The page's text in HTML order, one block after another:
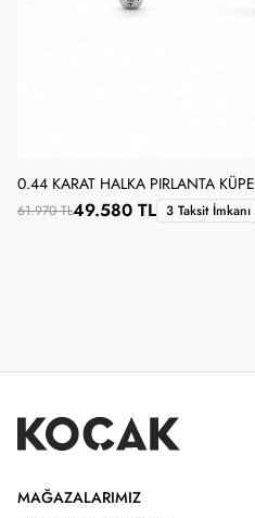
0.44 KARAT HALKA PIRLANTA KÜPE
61.970 TL49.580 TL 3 Taksit İmkanı
MAĞAZALARIMIZ